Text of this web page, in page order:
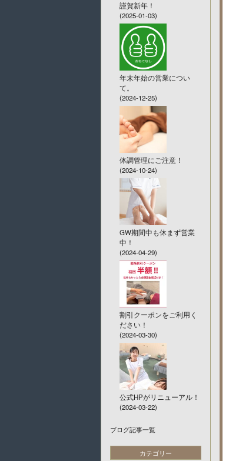
謹賀新年！
(2025-01-03)
年末年始の営業につい
て。
(2024-12-25)
体調管理にご注意！
(2024-10-24)
GW期間中も休まず営業
中！
(2024-04-29)
割引クーポンをご利用く
ださい！
(2024-03-30)
公式HPがリニューアル！
(2024-03-22)
ブログ記事一覧
カテゴリー